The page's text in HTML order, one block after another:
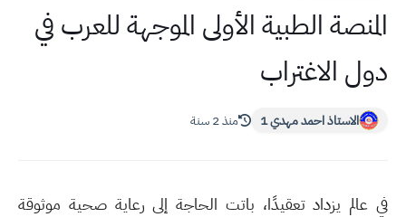
المنصة الطبية الأولى الموجهة للعرب في
دول الاغتراب
الاستاذ احمد مهدي 1 منذ 2 سنة
في عالم يزداد تعقيدًا، باتت الحاجة إلى رعاية صحية موثوقة